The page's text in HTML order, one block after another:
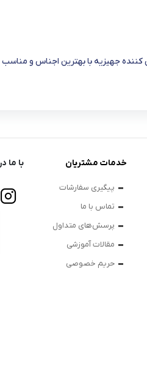
جهیزیه با بهترین اجناس و
خدمات مشتریان
پیگیری سفارشات
تماس با ما
پرسش‌های متداول
مقالات آموزشی
حریم خصوصی
با ما